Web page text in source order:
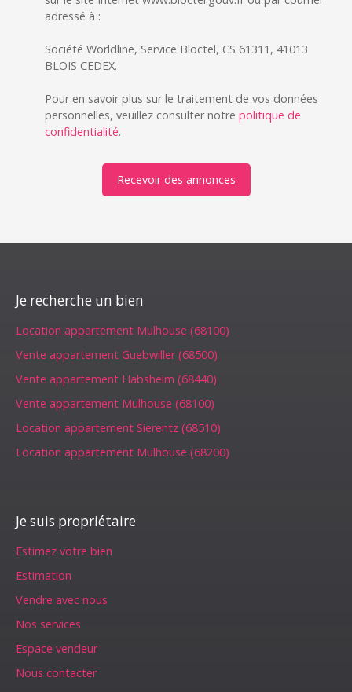
adressé à :
Société Worldline, Service Bloctel, CS 61311, 41013
BLOIS CEDEX.
Pour en savoir plus sur le traitement de vos données
personnelles, veuillez consulter notre politique de
confidentialité.
Recevoir des annonces
Je recherche un bien
Location appartement Mulhouse (68100)
Vente appartement Guebwiller (68500)
Vente appartement Habsheim (68440)
Vente appartement Mulhouse (68100)
Location appartement Sierentz (68510)
Location appartement Mulhouse (68200)
Je suis propriétaire
Estimez votre bien
Estimation
Vendre avec nous
Nos services
Espace vendeur
Nous contacter